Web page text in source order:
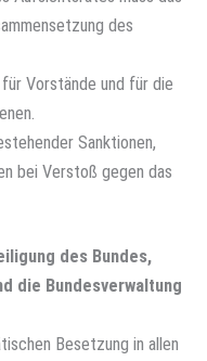
des
Vorstände und für die
Sanktionen,
bei Verstoß gegen das
des Bundes,
die Bundesverwaltung
Besetzung in allen